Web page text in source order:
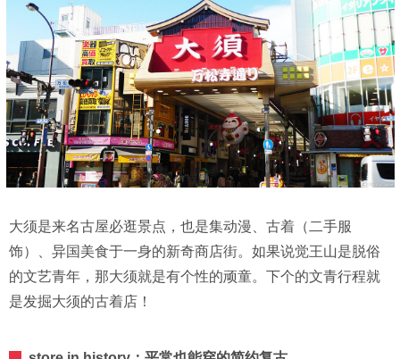
大须是来名古屋必逛景点，也是集动漫、古着（二手服
饰）、异国美食于一身的新奇商店街。如果说觉王山是脱俗
的文艺青年，那大须就是有个性的顽童。下个的文青行程就
是发掘大须的古着店！